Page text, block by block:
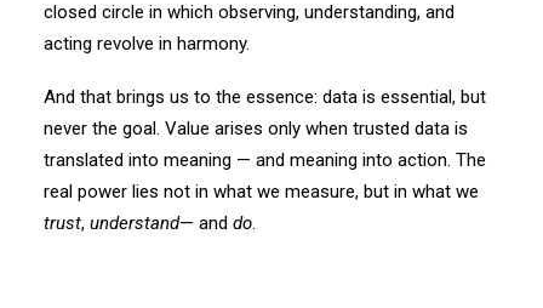
closed circle in which observing, understanding, and
acting revolve in harmony.
And that brings us to the essence: data is essential, but
never the goal. Value arises only when trusted data is
translated into meaning — and meaning into action. The
real power lies not in what we measure, but in what we
trust, understand— and do.